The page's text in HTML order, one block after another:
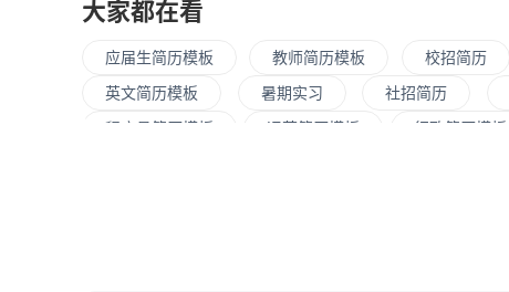
大家都在看
应届生简历模板 教师简历模板 校招简历
英文简历模板
暑期实习 社招简历
程序员简历模板
运营简历模板 行政简历模板